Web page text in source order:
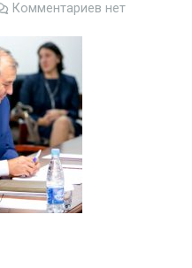
Комментариев нет